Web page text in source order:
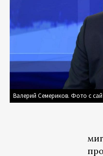
Валерий Семериков. Фото с